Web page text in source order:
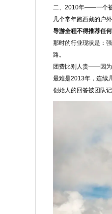
二、2010年——一个
几个常年跑西藏的户
导游全程不得推荐任
那时的行业现状是：
路。
团费比别人贵——因为
最难是2013年，连续
创始人的回答被团队记